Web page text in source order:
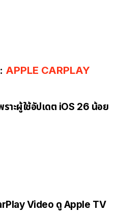
APPLE CARPLAY
าะผู้ใช้อัปเดต iOS 26 น้อย
Video ดู Apple TV